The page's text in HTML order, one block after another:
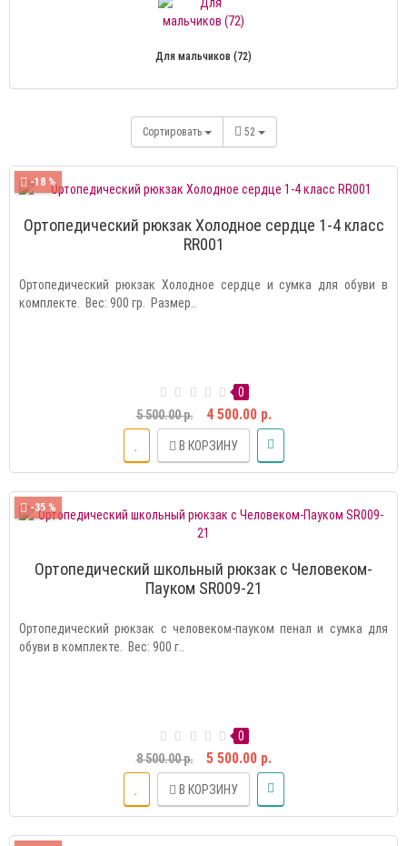
Для мальчиков (72)
Сортировать 52
-18 %
Ортопедический рюкзак Холодное сердце 1-4 класс
RR001
Ортопедический рюкзак Холодное сердце и сумка для обуви в
комплекте. Вес: 900 гр. Размер..
0
5 500.00 р.
4 500.00 р.
В КОРЗИНУ
-35 %
Ортопедический школьный рюкзак с Человеком-
Пауком SR009-21
Ортопедический рюкзак с человеком-пауком пенал и сумка для
обуви в комплекте. Вес: 900 г..
0
8 500.00 р.
5 500.00 р.
В КОРЗИНУ